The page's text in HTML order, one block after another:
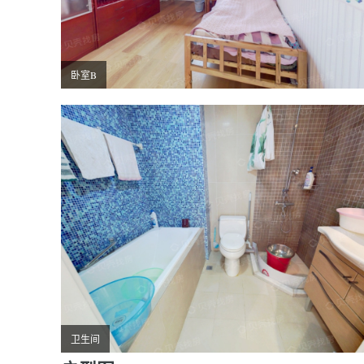
卧室B
卫生间